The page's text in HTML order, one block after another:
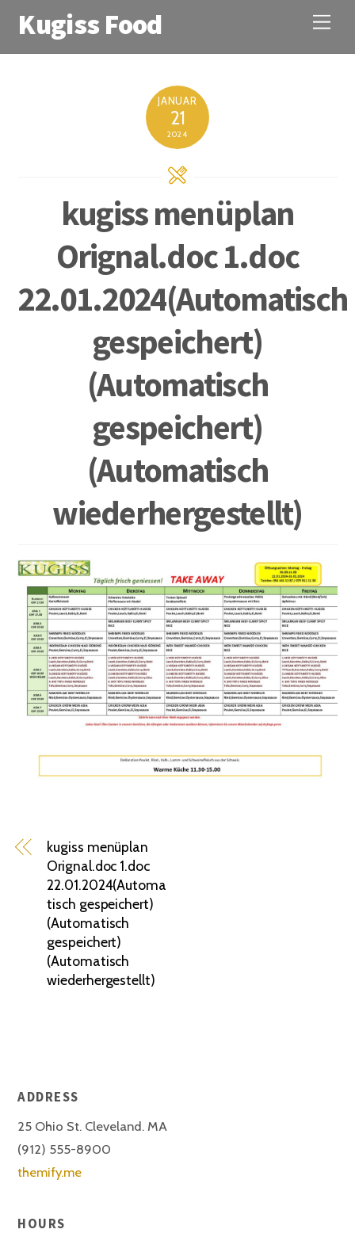
M
e
Kugiss Food
JANUAR
21
2024
kugiss menüplan
Orignal.doc 1.doc
22.01.2024(Automatisch
gespeichert)
(Automatisch
gespeichert)
(Automatisch
wiederhergestellt)
kugiss menüplan
Orignal.doc 1.doc
22.01.2024(Automa
tisch gespeichert)
(Automatisch
gespeichert)
(Automatisch
wiederhergestellt)
ADDRESS
25 Ohio St. Cleveland. MA
(912) 555-8900
themify.me
HOURS